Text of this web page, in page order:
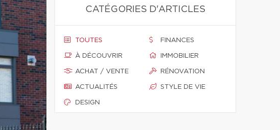
CATÉGORIES D'ARTICLES
TOUTES
À DÉCOUVRIR
ACHAT / VENTE
ACTUALITÉS
DESIGN
FINANCES
IMMOBILIER
RÉNOVATION
STYLE DE VIE